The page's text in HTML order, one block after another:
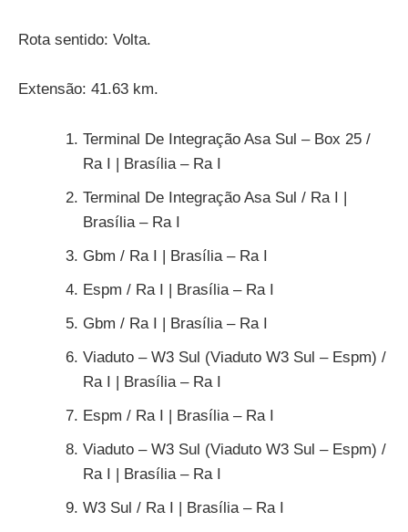
Rota sentido: Volta.
Extensão: 41.63 km.
Terminal De Integração Asa Sul – Box 25 /
Ra I | Brasília – Ra I
Terminal De Integração Asa Sul / Ra I |
Brasília – Ra I
Gbm / Ra I | Brasília – Ra I
Espm / Ra I | Brasília – Ra I
Gbm / Ra I | Brasília – Ra I
Viaduto – W3 Sul (Viaduto W3 Sul – Espm) /
Ra I | Brasília – Ra I
Espm / Ra I | Brasília – Ra I
Viaduto – W3 Sul (Viaduto W3 Sul – Espm) /
Ra I | Brasília – Ra I
W3 Sul / Ra I | Brasília – Ra I